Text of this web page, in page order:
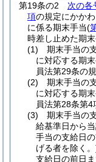
第19条の2
次の各
項の規定にかかわ
に係る期末手当(
時差し止めた期
(1)
期末手当の
に対応する期
員法第29条の
(2)
期末手当の
に対応する期
員法第28条第4
(3)
期末手当の
給基準日から
手当の支給日
げる者を除く
支給日の前日